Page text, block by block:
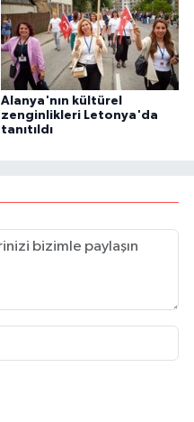
Alanya'nın kültürel
zenginlikleri Letonya'da
tanıtıldı